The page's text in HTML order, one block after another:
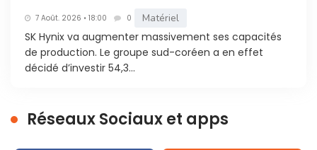
7 Août. 2026 • 18:00 0 Matériel
SK Hynix va augmenter massivement ses capacités
de production. Le groupe sud-coréen a en effet
décidé d’investir 54,3...
Réseaux Sociaux et apps